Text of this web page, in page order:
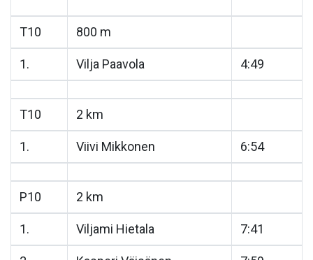
T10 800 m
1. Vilja Paavola 4:49
T10 2 km
1. Viivi Mikkonen 6:54
P10 2 km
1. Viljami Hietala 7:41